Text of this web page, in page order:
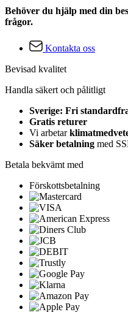
Behöver du hjälp med din
frågor.
Kontakta oss
Bevisad kvalitet
Handla säkert och pålitligt
Sverige: Fri
Gratis returer
Vi arbetar
Säker betalning med
Betala bekvämt med
Förskottsbetalning